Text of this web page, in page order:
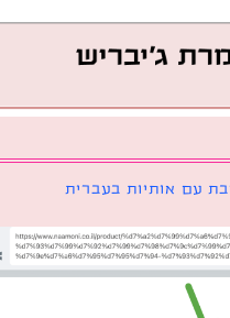
בעברית